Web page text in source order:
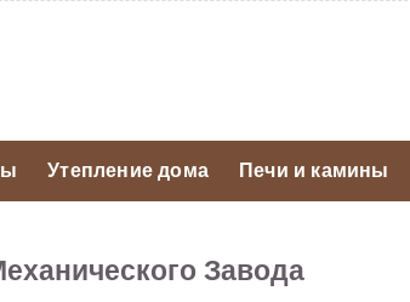
Утепление дома Печи и камины
Завода